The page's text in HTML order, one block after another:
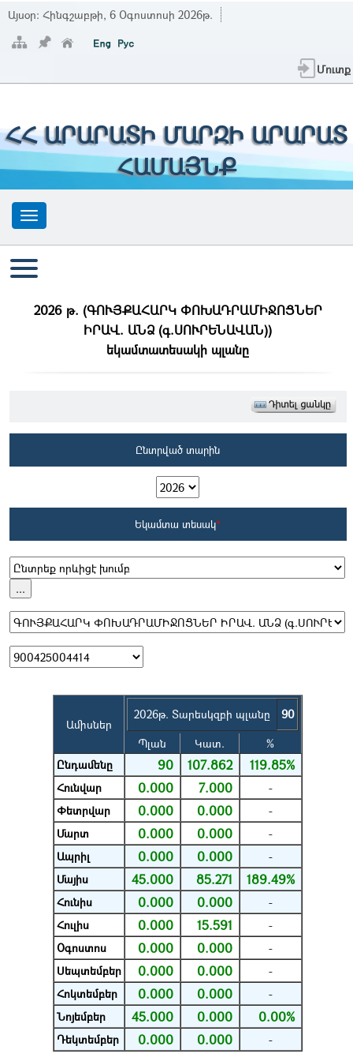
Այսօր: Հինգշաբթի, 6 Օգոստոսի 2026թ.
Մուտք
ՀՀ ԱՐԱՐԱՏԻ ՄԱՐԶԻ ԱՐԱՐԱՏ
ՀԱՄԱՅՆՔ
2026 թ. (ԳՈՒՅՔԱՀԱՐԿ ՓՈԽԱԴՐԱՄԻՋՈՑՆԵՐ
ԻՐԱՎ. ԱՆՁ (գ.ՍՈՒՐԵՆԱՎԱՆ))
եկամտատեսակի պլանը
Ընտրված տարին
Եկամտա տեսակ*
Ամիսներ
2026թ. Տարեսկզբի պլանը
90
Պլան
Կատ.
%
Ընդամենը
90 107.862 119.85%
Հունվար 0.000 7.000
-
Փետրվար
0.000 0.000
-
Մարտ
0.000 0.000
-
Ապրիլ
0.000 0.000
-
Մայիս
45.000 85.271 189.49%
Հունիս 0.000 0.000
-
Հուլիս
0.000 15.591
-
Օգոստոս
0.000 0.000
-
Սեպտեմբեր
0.000 0.000
-
Հոկտեմբեր
0.000 0.000
-
Նոյեմբեր
45.000 0.000 0.00%
Դեկտեմբեր 0.000 0.000 -